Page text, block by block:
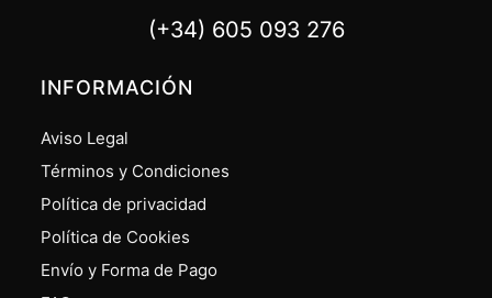
(+34) 605 093 276
INFORMACIÓN
Aviso Legal
Términos y Condiciones
Política de privacidad
Política de Cookies
Envío y Forma de Pago